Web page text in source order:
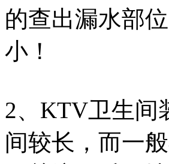
的查出漏水部
小！
2、KTV卫生间
间较长，而一